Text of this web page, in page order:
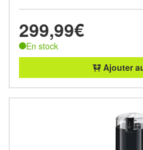
299,99€
En stock
Ajouter